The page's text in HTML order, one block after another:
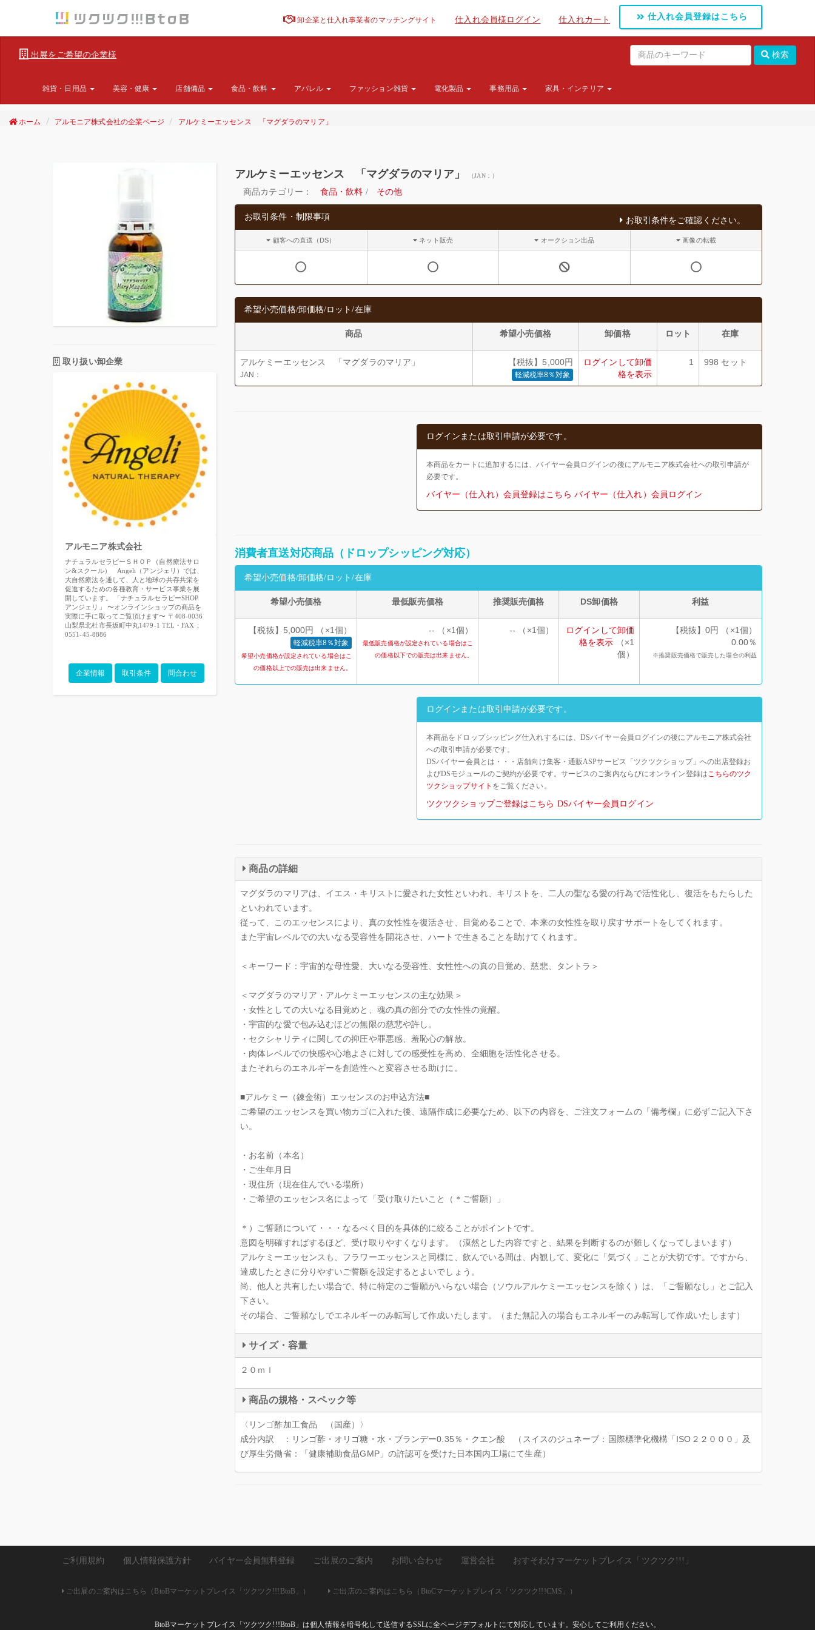
卸企業と仕入れ事業者のマッチングサイト 仕入れ会員様ログイン 仕入れカート 仕入れ会員登録はこちら
出展をご希望の企業様 検索
雑貨・日用品 美容・健康 店舗備品 食品・飲料 アパレル ファッション雑貨 電化製品 事務用品 家具・インテリア
ホーム アルモニア株式会社の企業ページ アルケミーエッセンス 「マグダラのマリア」
取り扱い卸企業
アルモニア株式会社
ナチュラルセラピーＳＨＯＰ（自然療法サロ
ン&スクール） Angeli（アンジェリ）では、
大自然療法を通して、人と地球の共存共栄を
促進するための各種教育・サービス事業を展
開しています。 「ナチュラルセラピーSHOP
アンジェリ」 〜オンラインショップの商品を
実際に手に取ってご覧頂けます〜 〒408-0036
山梨県北杜市長坂町中丸1479-1 TEL・FAX：
0551-45-8886
企業情報 取引条件 問合わせ
アルケミーエッセンス 「マグダラのマリア」 （JAN：）
商品カテゴリー： 食品・飲料 / その他
お取引条件・制限事項 お取引条件をご確認ください。
顧客への直送（DS） ネット販売 オークション出品 画像の転載
希望小売価格/卸価格/ロット/在庫
商品 希望小売価格 卸価格 ロット 在庫
アルケミーエッセンス 「マグダラのマリア」
JAN：
【税抜】5,000円
軽減税率8％対象
ログインして卸価
格を表示
1 998 セット
ログインまたは取引申請が必要です。
本商品をカートに追加するには、バイヤー会員ログインの後にアルモニア株式会社への取引申請が
必要です。
バイヤー（仕入れ）会員登録はこちら バイヤー（仕入れ）会員ログイン
消費者直送対応商品（ドロップシッピング対応）
希望小売価格/卸価格/ロット/在庫
希望小売価格 最低販売価格 推奨販売価格 DS卸価格 利益
【税抜】5,000円 （×1個）
軽減税率8％対象
希望小売価格が設定されている場合はこ
の価格以上での販売は出来ません。
-- （×1個）
最低販売価格が設定されている場合はこ
の価格以下での販売は出来ません。
-- （×1個）
ログインして卸価
格を表示 （×1
個）
【税抜】0円 （×1個）
0.00％
※推奨販売価格で販売した場合の利益
ログインまたは取引申請が必要です。
本商品をドロップシッピング仕入れするには、DSバイヤー会員ログインの後にアルモニア株式会社
への取引申請が必要です。
DSバイヤー会員とは・・・店舗向け集客・通販ASPサービス「ツクツクショップ」への出店登録お
よびDSモジュールのご契約が必要です。サービスのご案内ならびにオンライン登録はこちらのツク
ツクショップサイト をご覧ください。
ツクツクショップご登録はこちら DSバイヤー会員ログイン
商品の詳細
マグダラのマリアは、イエス・キリストに愛された女性といわれ、キリストを、二人の聖なる愛の行為で活性化し、復活をもたらした
といわれています。
従って、このエッセンスにより、真の女性性を復活させ、目覚めることで、本来の女性性を取り戻すサポートをしてくれます。
また宇宙レベルでの大いなる受容性を開花させ、ハートで生きることを助けてくれます。
＜キーワード：宇宙的な母性愛、大いなる受容性、女性性への真の目覚め、慈悲、タントラ＞
＜マグダラのマリア・アルケミーエッセンスの主な効果＞
・女性としての大いなる目覚めと、魂の真の部分での女性性の覚醒。
・宇宙的な愛で包み込むほどの無限の慈悲や許し。
・セクシャリティに関しての抑圧や罪悪感、羞恥心の解放。
・肉体レベルでの快感や心地よさに対しての感受性を高め、全細胞を活性化させる。
またそれらのエネルギーを創造性へと変容させる助けに。
■アルケミー（錬金術）エッセンスのお申込方法■
ご希望のエッセンスを買い物カゴに入れた後、遠隔作成に必要なため、以下の内容を、ご注文フォームの「備考欄」に必ずご記入下さ
い。
・お名前（本名）
・ご生年月日
・現住所（現在住んでいる場所）
・ご希望のエッセンス名によって「受け取りたいこと（＊ご誓願）」
＊）ご誓願について・・・なるべく目的を具体的に絞ることがポイントです。
意図を明確すればするほど、受け取りやすくなります。（漠然とした内容ですと、結果を判断するのが難しくなってしまいます）
アルケミーエッセンスも、フラワーエッセンスと同様に、飲んでいる間は、内観して、変化に「気づく」ことが大切です。ですから、
達成したときに分りやすいご誓願を設定するとよいでしょう。
尚、他人と共有したい場合で、特に特定のご誓願がいらない場合（ソウルアルケミーエッセンスを除く）は、「ご誓願なし」とご記入
下さい。
その場合、ご誓願なしでエネルギーのみ転写して作成いたします。（また無記入の場合もエネルギーのみ転写して作成いたします）
サイズ・容量
２０ｍｌ
商品の規格・スペック等
〈リンゴ酢加工食品 （国産）〉
成分内訳 ：リンゴ酢・オリゴ糖・水・ブランデー0.35％・クエン酸 （スイスのジュネーブ：国際標準化機構「ISO２２０００」及
び厚生労働省：「健康補助食品GMP」の許認可を受けた日本国内工場にて生産）
ご利用規約 個人情報保護方針 バイヤー会員無料登録 ご出展のご案内 お問い合わせ 運営会社 おすそわけマーケットプレイス「ツクツク!!!」
ご出展のご案内はこちら（BtoBマーケットプレイス「ツクツク!!!BtoB」） ご出店のご案内はこちら（BtoCマーケットプレイス「ツクツク!!!CMS」）
BtoBマーケットプレイス「ツクツク!!!BtoB」は個人情報を暗号化して送信するSSLに全ページデフォルトにて対応しています。安心してご利用ください。